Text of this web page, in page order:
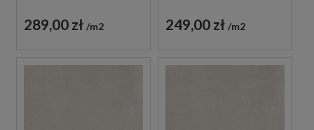
289,00 zł m2 249,00 zł m2